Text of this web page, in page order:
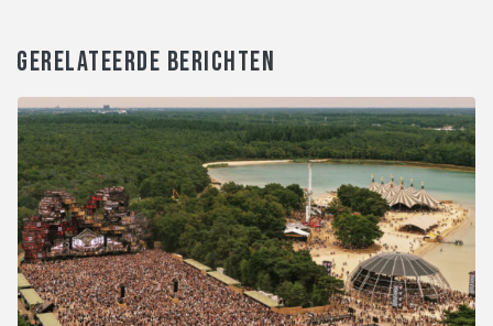
GERELATEERDE BERICHTEN